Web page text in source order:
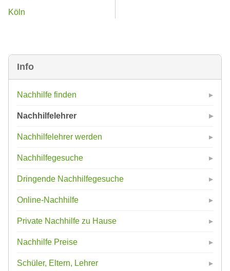
Info
Nachhilfe finden
Nachhilfelehrer
Nachhilfelehrer werden
Nachhilfegesuche
Dringende Nachhilfegesuche
Online-Nachhilfe
Private Nachhilfe zu Hause
Nachhilfe Preise
Schüler, Eltern, Lehrer
Köln